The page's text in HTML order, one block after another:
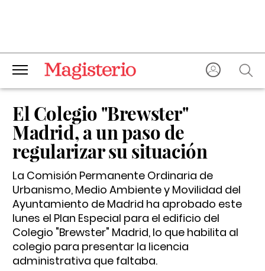
El Colegio "Brewster"
Madrid, a un paso de
regularizar su situación
La Comisión Permanente Ordinaria de
Urbanismo, Medio Ambiente y Movilidad del
Ayuntamiento de Madrid ha aprobado este
lunes el Plan Especial para el edificio del
Colegio "Brewster" Madrid, lo que habilita al
colegio para presentar la licencia
administrativa que faltaba.